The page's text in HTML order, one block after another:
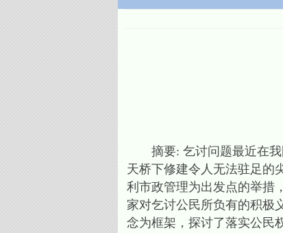
摘要: 乞讨问题最近在我
天桥下修建令人无法驻足的
利市政管理为出发点的举措
家对乞讨公民所负有的积极
念为框架，探讨了落实公民